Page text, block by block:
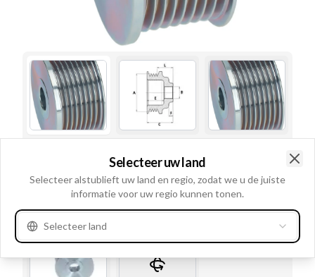
Selecteer uw land
Selecteer alstublieft uw land en regio, zodat we u de juiste
informatie voor uw regio kunnen tonen.
Selecteer land